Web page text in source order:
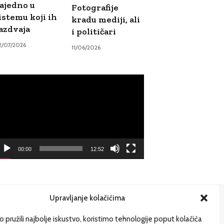
Upravljanje kolačićima
pružili najbolje iskustvo, koristimo tehnologije poput kolačića
u
koji ih
07/2026
Fotografije
kradu mediji, ali
i političari
11/06/2026
00:00 12:52